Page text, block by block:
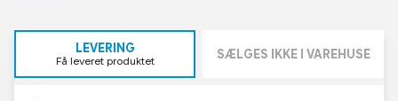
LEVERING
Få leveret produktet SÆLGES IKKE I VAREHUSE